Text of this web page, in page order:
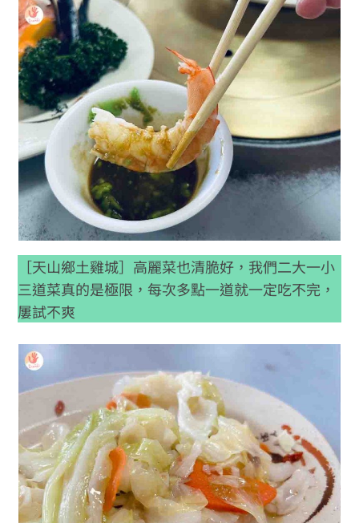
［天山鄉土雞城］高麗菜也清脆好，我們二大一小
三道菜真的是極限，每次多點一道就一定吃不完，
屢試不爽